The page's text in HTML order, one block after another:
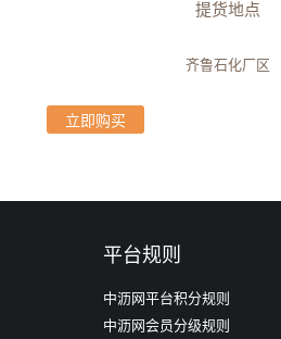
提货地点
齐鲁石化厂区
立即购买
平台规则
中沥网平台积分规则
中沥网会员分级规则